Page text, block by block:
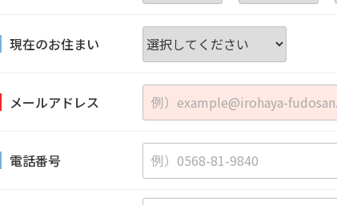
現在のお住まい
メールアドレス
電話番号